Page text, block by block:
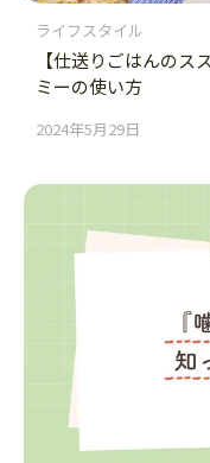
ライフスタイル
【仕送りごはんの
ミーの使い方
2024年5月29日